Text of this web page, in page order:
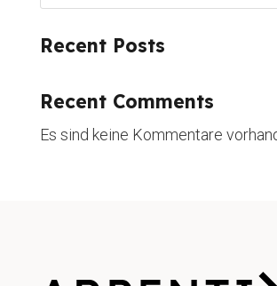
Recent Posts
Recent Comments
Es sind keine Kommentare